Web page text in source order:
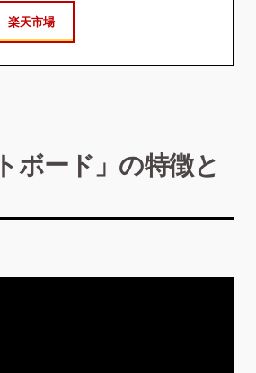
楽天市場
ボード」の特徴と